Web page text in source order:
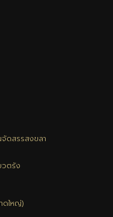
จัดสรรสงขลา
วตรัง
ดใหญ่)